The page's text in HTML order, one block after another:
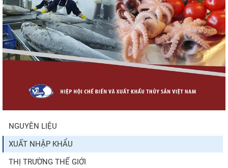
Góp ý dự thảo Thông tư quy định việc cập
nhật, truy cập,...
Nguồn cung giảm, giá cá rô phi Trung Quốc
trong khi nguồn cung...
NGUYÊN LIỆU
XUẤT NHẬP KHẨU
THỊ TRƯỜNG THẾ GIỚI